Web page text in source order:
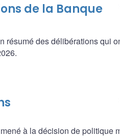
de la Banque
résumé des délibérations qui
à la décision de politique